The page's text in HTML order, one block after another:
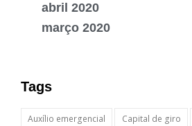
abril 2020
março 2020
Tags
Auxílio emergencial Capital de giro